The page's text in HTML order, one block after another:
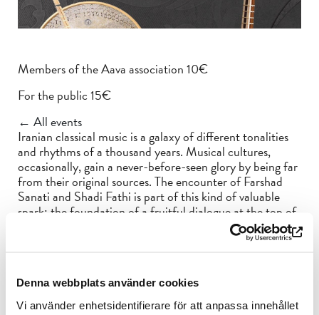
Denna webbplats använder cookies
Vi använder enhetsidentifierare för att anpassa innehållet
Members of the Aava association 10€
For the public 15€
← All events
Iranian classical music is a galaxy of different tonalities
and rhythms of a thousand years. Musical cultures,
occasionally, gain a never-before-seen glory by being far
from their original sources. The encounter of Farshad
Sanati and Shadi Fathi is part of this kind of valuable
spark; the foundation of a fruitful dialogue at the top of
Persian and Kurdish music. They believe that music is a
language, which has the power to transmit and create
Tickets at the venue, cash.